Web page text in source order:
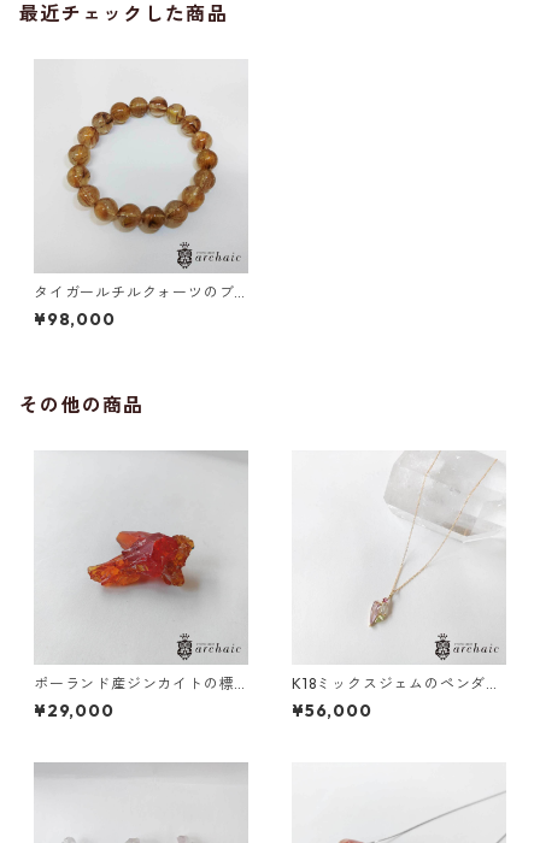
最近チェックした商品
タイガールチルクォーツのブ
レスレット（12mm）
¥98,000
その他の商品
ポーランド産ジンカイトの標
本（赤）
¥29,000
K18ミックスジェムのペンダン
トトップ
¥56,000